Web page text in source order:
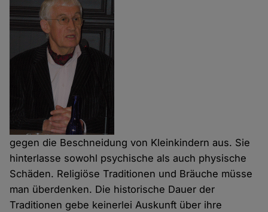
gegen die Beschneidung von Kleinkindern aus. Sie
hinterlasse sowohl psychische als auch physische
Schäden. Religiöse Traditionen und Bräuche müsse
man überdenken. Die historische Dauer der
Traditionen gebe keinerlei Auskunft über ihre